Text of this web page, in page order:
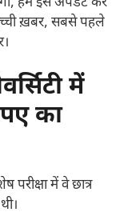
ख़बर, सबसे पहले
में
का
परीक्षा में वे छात्र